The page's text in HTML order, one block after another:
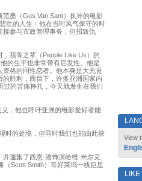
桑（Gus Van Sant）执导的电影
壮的人生：他在当时风气保守的时
参与市政管理事务，但招致仇
我等之辈（People Like Us）的
的生平也非常带有启发性。他是
格的同性恋者。他本身是大无畏
胜利，而目下，许多亚洲国家内
过的苦痛挣扎，今天就发生在我们
，他也呼吁亚洲的电影爱好者能
时的处境，但同时我们也能由此获
邀集了西恩·潘饰演哈维·米尔克
（Scott Smith）等好莱坞一线巨星
View